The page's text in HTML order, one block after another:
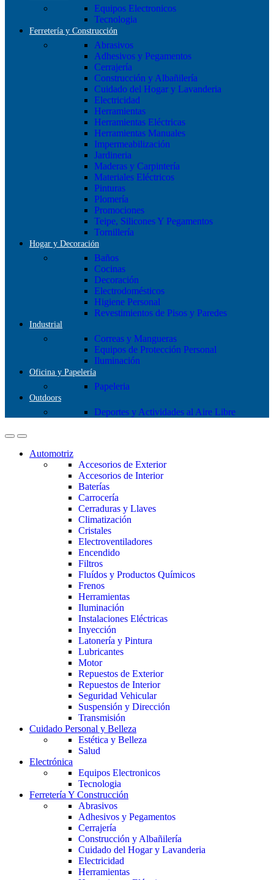
Equipos Electronicos
Tecnologia
Ferretería y Construcción
Abrasivos
Adhesivos y Pegamentos
Cerrajería
Construcción y Albañilería
Cuidado del Hogar y Lavanderia
Electricidad
Herramientas
Herramientas Eléctricas
Herramientas Manuales
Impermeabilización
Jardineria
Maderas y Carpintería
Materiales Eléctricos
Pinturas
Plomería
Promociones
Teipe, Silicones Y Pegamentos
Tornillería
Hogar y Decoración
Baños
Cocinas
Decoración
Electrodomésticos
Higiene Personal
Revestimientos de Pisos y Paredes
Industrial
Correas y Mangueras
Equipos de Protección Personal
Iluminación
Oficina y Papelería
Papeleria
Outdoors
Deportes y Actividades al Aire Libre
Automotriz
Accesorios de Exterior
Accesorios de Interior
Baterías
Carrocería
Cerraduras y Llaves
Climatización
Cristales
Electroventiladores
Encendido
Filtros
Fluídos y Productos Químicos
Frenos
Herramientas
Iluminación
Instalaciones Eléctricas
Inyección
Latonería y Pintura
Lubricantes
Motor
Repuestos de Exterior
Repuestos de Interior
Seguridad Vehicular
Suspensión y Dirección
Transmisión
Cuidado Personal y Belleza
Estética y Belleza
Salud
Electrónica
Equipos Electronicos
Tecnologia
Ferretería Y Construcción
Abrasivos
Adhesivos y Pegamentos
Cerrajería
Construcción y Albañilería
Cuidado del Hogar y Lavanderia
Electricidad
Herramientas